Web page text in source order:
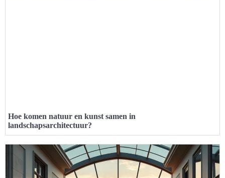
Hoe komen natuur en kunst samen in
landschapsarchitectuur?